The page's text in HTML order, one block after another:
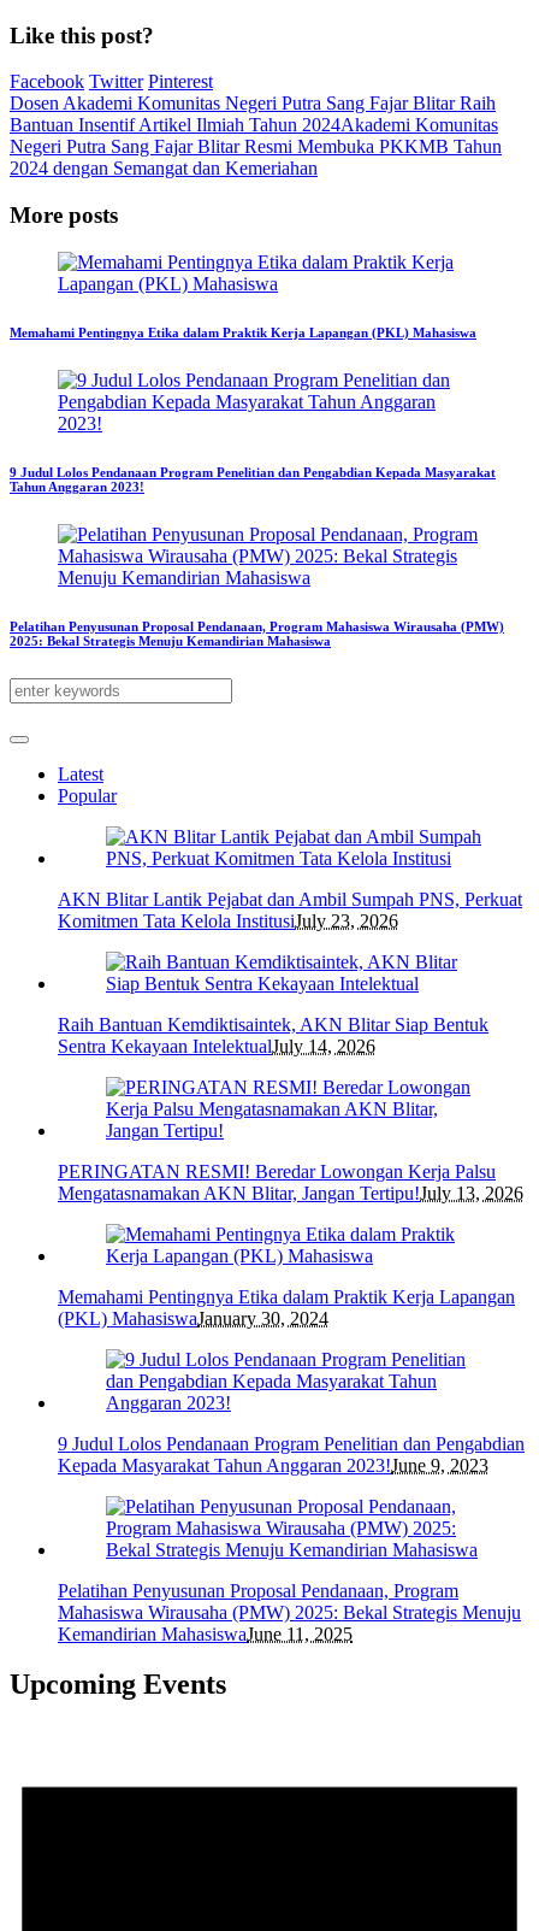
Like this post?
Facebook Twitter Pinterest
Dosen Akademi Komunitas Negeri Putra Sang Fajar Blitar Raih
Bantuan Insentif Artikel Ilmiah Tahun 2024Akademi Komunitas
Negeri Putra Sang Fajar Blitar Resmi Membuka PKKMB Tahun
2024 dengan Semangat dan Kemeriahan
More posts
Memahami Pentingnya Etika dalam Praktik Kerja Lapangan (PKL) Mahasiswa
9 Judul Lolos Pendanaan Program Penelitian dan Pengabdian Kepada Masyarakat
Tahun Anggaran 2023!
Pelatihan Penyusunan Proposal Pendanaan, Program Mahasiswa Wirausaha (PMW)
2025: Bekal Strategis Menuju Kemandirian Mahasiswa
Latest
Popular
AKN Blitar Lantik Pejabat dan Ambil Sumpah PNS, Perkuat
Komitmen Tata Kelola InstitusiJuly 23, 2026
Raih Bantuan Kemdiktisaintek, AKN Blitar Siap Bentuk
Sentra Kekayaan IntelektualJuly 14, 2026
PERINGATAN RESMI! Beredar Lowongan Kerja Palsu
Mengatasnamakan AKN Blitar, Jangan Tertipu!July 13, 2026
Memahami Pentingnya Etika dalam Praktik Kerja Lapangan
(PKL) MahasiswaJanuary 30, 2024
9 Judul Lolos Pendanaan Program Penelitian dan Pengabdian
Kepada Masyarakat Tahun Anggaran 2023!June 9, 2023
Pelatihan Penyusunan Proposal Pendanaan, Program
Mahasiswa Wirausaha (PMW) 2025: Bekal Strategis Menuju
Kemandirian MahasiswaJune 11, 2025
Upcoming Events